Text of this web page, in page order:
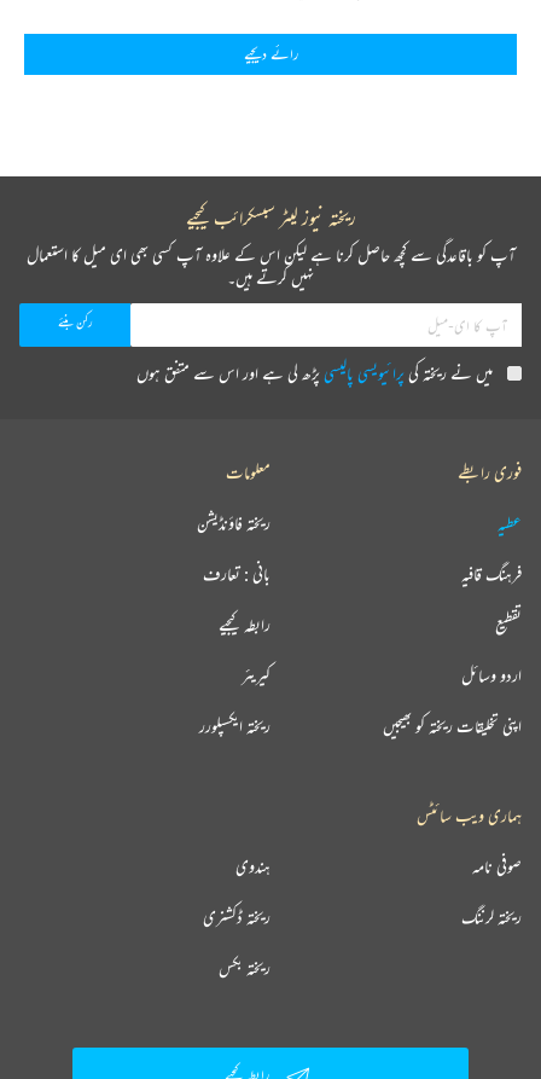
رائے دیجیے
ریختہ نیوز لیٹر سبسکرائب کیجیے
آپ کو باقاعدگی سے کچھ حاصل کرنا ہے لیکن اس کے علاوہ آپ کسی بھی ای میل کا استعمال
نہیں کرتے ہیں۔
میں نے ریختہ کیپرائیویسی پالیسیپڑھ لی ہے اور اس سے متفق ہوں
فوری رابطے
عطیہ
فرہنگ قافیہ
تقطیع
اردو وسائل
اپنی تخلیقات ریختہ کو بھیجیں
معلومات
ریختہ فاؤنڈیشن
بانی : تعارف
رابطہ کیجیے
کیریئر
ریختہ ایکسپلورر
ہماری ویب سائٹس
ہندوی صوفی نامہ
ریختہ ڈکشنری ریختہ لرننگ
ریختہ بکس
رابطہ کیجیے